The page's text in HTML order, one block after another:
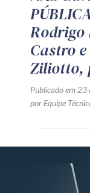
Rodrigo
Castro
Ziliotto,
Publicado em
por Equipe